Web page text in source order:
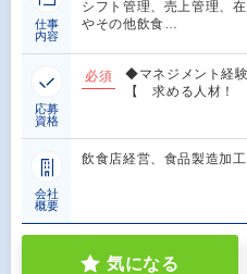
仕事
内容
シフト管理、売上管理、
やその他飲食…
応募
資格
必須
◆マネジメント経
【 求める人材
会社
概要
飲食店経営、食品製造加
気になる